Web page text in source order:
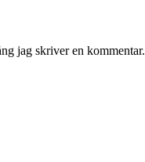
jag skriver en kommentar.